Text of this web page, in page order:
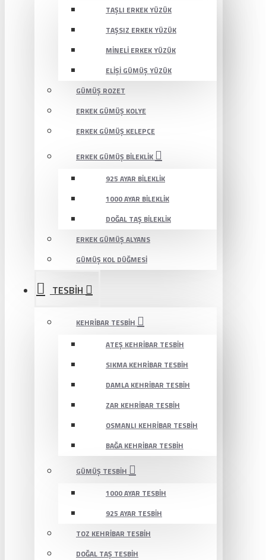
TAŞLI ERKEK YÜZÜK
TAŞSIZ ERKEK YÜZÜK
MINELI ERKEK YÜZÜK
ELIŞI GÜMÜŞ YÜZÜK
GÜMÜŞ ROZET
ERKEK GÜMÜŞ KOLYE
ERKEK GÜMÜŞ KELEPÇE
ERKEK GÜMÜŞ BILEKLIK
925 AYAR BILEKLIK
1000 AYAR BILEKLIK
DOĞAL TAŞ BILEKLIK
ERKEK GÜMÜŞ ALYANS
GÜMÜŞ KOL DÜĞMESI
TESBİH
KEHRIBAR TESBIH
ATEŞ KEHRIBAR TESBIH
SIKMA KEHRIBAR TESBIH
DAMLA KEHRIBAR TESBIH
ZAR KEHRIBAR TESBIH
OSMANLI KEHRIBAR TESBIH
BAĞA KEHRIBAR TESBIH
GÜMÜŞ TESBIH
1000 AYAR TESBIH
925 AYAR TESBIH
TOZ KEHRIBAR TESBIH
DOĞAL TAŞ TESBIH